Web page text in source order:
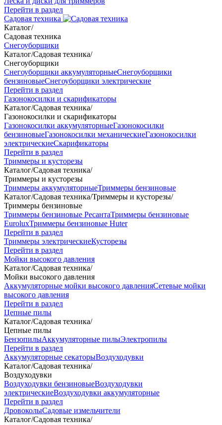
Перейти в раздел
Садовая техника
Каталог/
Садовая техника
Снегоуборщики
Каталог/Садовая техника/
Снегоуборщики
Снегоуборщики аккумуляторныеСнегоуборщики
бензиновыеСнегоуборщики электрические
Перейти в раздел
Газонокосилки и скарификаторы
Каталог/Садовая техника/
Газонокосилки и скарификаторы
Газонокосилки аккумуляторныеГазонокосилки
бензиновыеГазонокосилки механическиеГазонокосилки
электрическиеСкарификаторы
Перейти в раздел
Триммеры и кусторезы
Каталог/Садовая техника/
Триммеры и кусторезы
Триммеры аккумуляторныеТриммеры бензиновые
Каталог/Садовая техника/Триммеры и кусторезы/
Триммеры бензиновые
Триммеры бензиновые РесантаТриммеры бензиновые
EuroluxТриммеры бензиновые Huter
Перейти в раздел
Триммеры электрическиеКусторезы
Перейти в раздел
Мойки высокого давления
Каталог/Садовая техника/
Мойки высокого давления
Аккумуляторные мойки высокого давленияСетевые мойки
высокого давления
Перейти в раздел
Цепные пилы
Каталог/Садовая техника/
Цепные пилы
БензопилыАккумуляторные пилыЭлектропилы
Перейти в раздел
Аккумуляторные секаторыВоздуходувки
Каталог/Садовая техника/
Воздуходувки
Воздуходувки бензиновыеВоздуходувки
электрическиеВоздуходувки аккумуляторные
Перейти в раздел
ДровоколыСадовые измельчители
Каталог/Садовая техника/